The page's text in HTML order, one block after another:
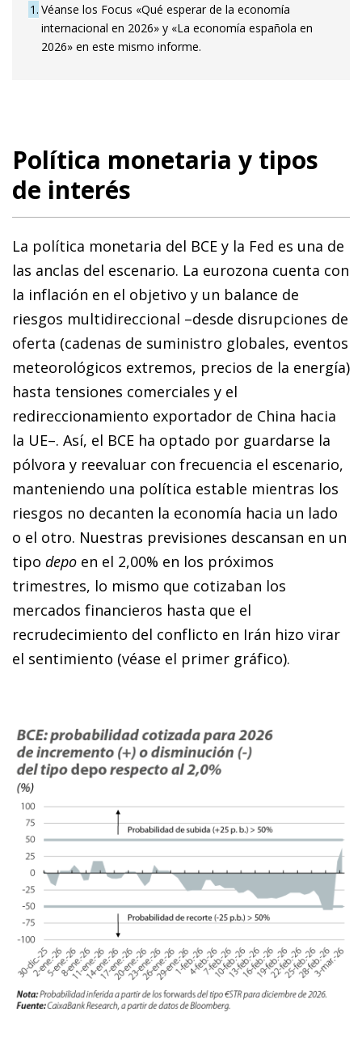
1 Véanse los Focus «Qué esperar de la economía
internacional en 2026» y «La economía española en
2026» en este mismo informe.
Política monetaria y tipos
de interés
La política monetaria del BCE y la Fed es una de
las anclas del escenario. La eurozona cuenta con
la inflación en el objetivo y un balance de
riesgos multidireccional –desde disrupciones de
oferta (cadenas de suministro globales, eventos
meteorológicos extremos, precios de la energía)
hasta tensiones comerciales y el
redireccionamiento exportador de China hacia
la UE–. Así, el BCE ha optado por guardarse la
pólvora y reevaluar con frecuencia el escenario,
manteniendo una política estable mientras los
riesgos no decanten la economía hacia un lado
o el otro. Nuestras previsiones descansan en un
tipo depo en el 2,00% en los próximos
trimestres, lo mismo que cotizaban los
mercados financieros hasta que el
recrudecimiento del conflicto en Irán hizo virar
el sentimiento (véase el primer gráfico).